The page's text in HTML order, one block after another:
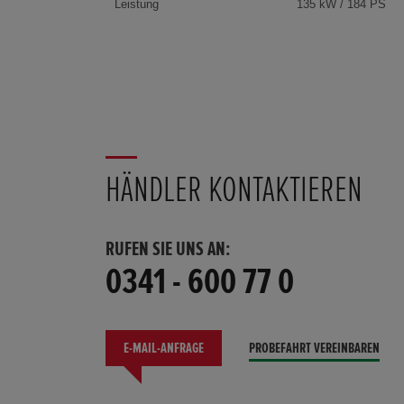
Leistung
135 kW / 184 PS
HÄNDLER KONTAKTIEREN
RUFEN SIE UNS AN:
0341 - 600 77 0
E-MAIL-ANFRAGE PROBEFAHRT VEREINBAREN